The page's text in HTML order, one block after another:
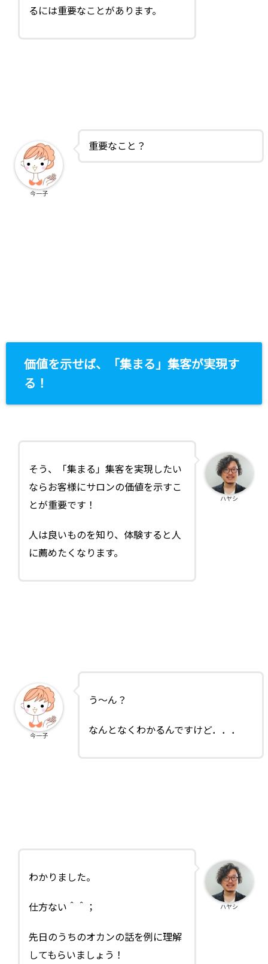
るには重要なことがあります。
重要なこと？
今一子
価値を示せば、「集まる」集客が実現す
る！
そう、「集まる」集客を実現したい
ならお客様にサロンの価値を示すこ
とが重要です！
人は良いものを知り、体験すると人
に薦めたくなります。
ハヤシ
う～ん？
なんとなくわかるんですけど．．．
今一子
わかりました。
仕方ない＾＾；
先日のうちのオカンの話を例に理解
してもらいましょう！
ハヤシ